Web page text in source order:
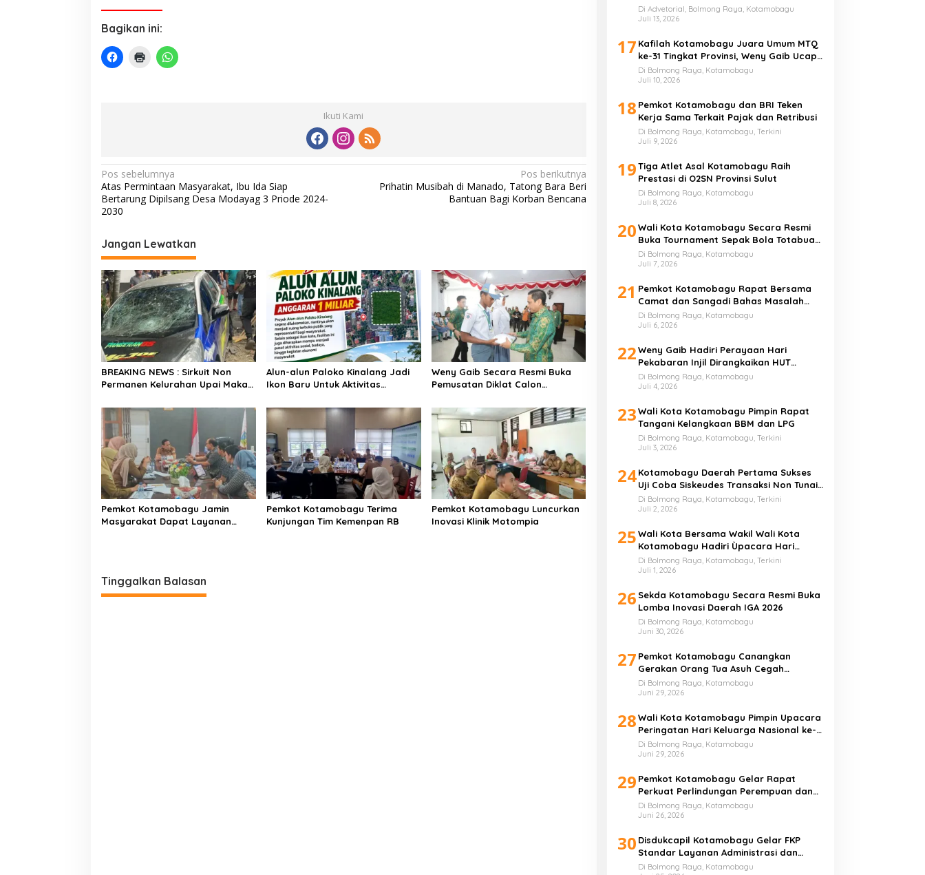
Bagikan ini:
Ikuti Kami
N
a
v
i
g
a
s
i
p
o
s
Pos sebelumnya
Atas Permintaan Masyarakat, Ibu Ida Siap
Bertarung Dipilsang Desa Modayag 3 Priode 2024-
2030
Pos berikutnya
Prihatin Musibah di Manado, Tatong Bara Beri
Bantuan Bagi Korban Bencana
Jangan Lewatkan
BREAKING NEWS : Sirkuit Non
Permanen Kelurahan Upai Makan
Kendali Tabrak Penonton
Alun-alun Paloko Kinalang Jadi
Ikon Baru Untuk Aktivitas
Weny Gaib Secara Resmi Buka
Pemusatan Diklat Calon
Pemkot Kotamobagu Jamin
Masyarakat Dapat Layanan
Pemkot Kotamobagu Terima
Kunjungan Tim Kemenpan RB
Pemkot Kotamobagu Luncurkan
Inovasi Klinik Motompia
Tinggalkan Balasan
Di Advetorial, Bolmong Raya, Kotamobagu
Juli 13, 2026
17 Kafilah Kotamobagu Juara Umum MTQ
ke-31 Tingkat Provinsi, Weny Gaib Ucap
Syukur
Di Bolmong Raya, Kotamobagu
Juli 10, 2026
18 Pemkot Kotamobagu dan BRI Teken
Kerja Sama Terkait Pajak dan Retribusi
Di Bolmong Raya, Kotamobagu, Terkini
Juli 9, 2026
19Tiga Atlet Asal Kotamobagu Raih
Prestasi di O2SN Provinsi Sulut
Di Bolmong Raya, Kotamobagu
Juli 8, 2026
20Wali Kota Kotamobagu Secara Resmi
Buka Tournament Sepak Bola Totabuan
Champion League
Di Bolmong Raya, Kotamobagu
Juli 7, 2026
21 Pemkot Kotamobagu Rapat Bersama
Camat dan Sangadi Bahas Masalah
Sampah
Di Bolmong Raya, Kotamobagu
Juli 6, 2026
22Weny Gaib Hadiri Perayaan Hari
Pekabaran Injil Dirangkaikan HUT
GMIBM Bersinode ke-76
Di Bolmong Raya, Kotamobagu
Juli 4, 2026
23Wali Kota Kotamobagu Pimpin Rapat
Tangani Kelangkaan BBM dan LPG
Di Bolmong Raya, Kotamobagu, Terkini
Juli 3, 2026
24 Kotamobagu Daerah Pertama Sukses
Uji Coba Siskeudes Transaksi Non Tunai
di Desa
Di Bolmong Raya, Kotamobagu, Terkini
Juli 2, 2026
25Wali Kota Bersama Wakil Wali Kota
Kotamobagu Hadiri Ùpacara Hari
Bhayangkara ke-80
Di Bolmong Raya, Kotamobagu, Terkini
Juli 1, 2026
26 Sekda Kotamobagu Secara Resmi Buka
Lomba Inovasi Daerah IGA 2026
Di Bolmong Raya, Kotamobagu
Juni 30, 2026
27 Pemkot Kotamobagu Canangkan
Gerakan Orang Tua Asuh Cegah
Stunting
Di Bolmong Raya, Kotamobagu
Juni 29, 2026
28Wali Kota Kotamobagu Pimpin Upacara
Peringatan Hari Keluarga Nasional ke-
33 Tahun
Di Bolmong Raya, Kotamobagu
Juni 29, 2026
29 Pemkot Kotamobagu Gelar Rapat
Perkuat Perlindungan Perempuan dan
Anak
Di Bolmong Raya, Kotamobagu
Juni 26, 2026
30 Disdukcapil Kotamobagu Gelar FKP
Standar Layanan Administrasi dan
Kependudukan
Di Bolmong Raya, Kotamobagu